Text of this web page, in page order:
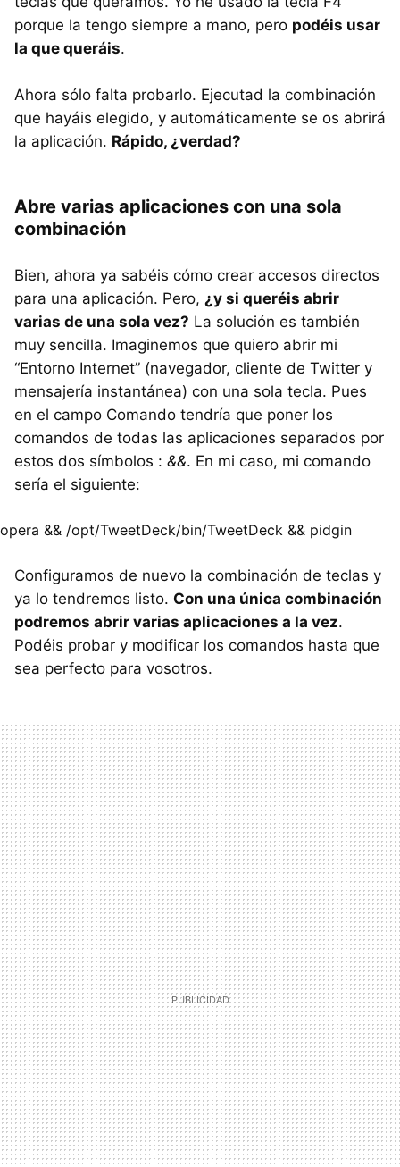
porque la tengo siempre a mano, pero podéis usar
la que queráis.
Ahora sólo falta probarlo. Ejecutad la combinación
que hayáis elegido, y automáticamente se os abrirá
la aplicación. Rápido, ¿verdad?
Abre varias aplicaciones con una sola
combinación
Bien, ahora ya sabéis cómo crear accesos directos
para una aplicación. Pero, ¿y si queréis abrir
varias de una sola vez? La solución es también
muy sencilla. Imaginemos que quiero abrir mi
“Entorno Internet” (navegador, cliente de Twitter y
mensajería instantánea) con una sola tecla. Pues
en el campo Comando tendría que poner los
comandos de todas las aplicaciones separados por
estos dos símbolos : &&. En mi caso, mi comando
sería el siguiente:
opera && /opt/TweetDeck/bin/TweetDeck && pidgin
Configuramos de nuevo la combinación de teclas y
ya lo tendremos listo. Con una única combinación
podremos abrir varias aplicaciones a la vez.
Podéis probar y modificar los comandos hasta que
sea perfecto para vosotros.